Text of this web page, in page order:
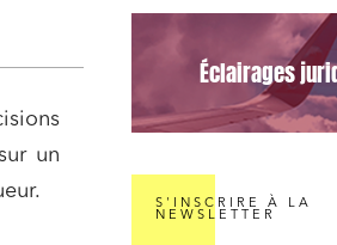
un
Éclairages
S'INSCRIRE À LA
NEWSLETTER